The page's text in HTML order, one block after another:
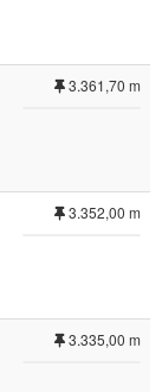
3.361,70 m
3.352,00 m
3.335,00 m